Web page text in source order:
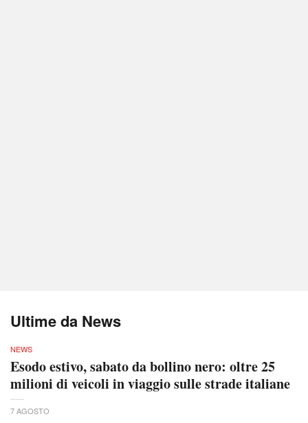
Ultime da News
NEWS
Esodo estivo, sabato da bollino nero: oltre 25
milioni di veicoli in viaggio sulle strade italiane
7 AGOSTO